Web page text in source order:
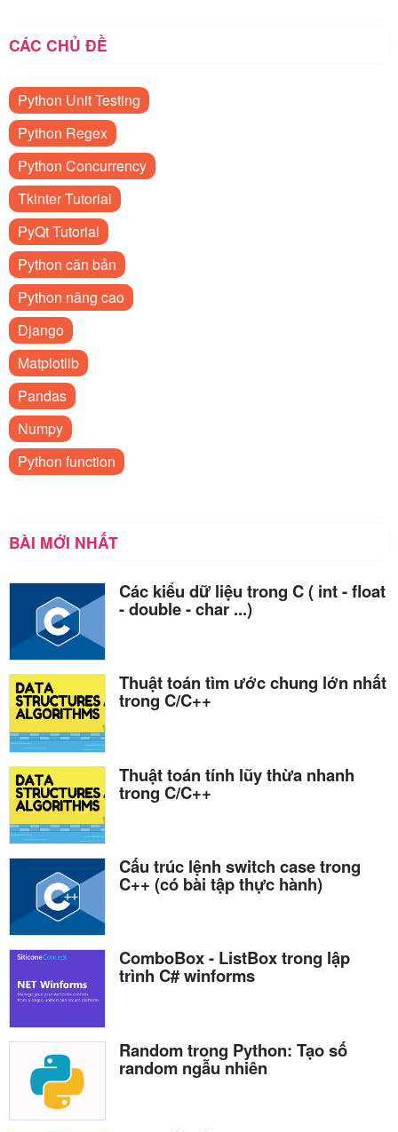
CÁC CHỦ ĐỀ
Python Unit Testing
Python Regex
Python Concurrency
Tkinter Tutorial
PyQt Tutorial
Python căn bản
Python nâng cao
Django
Matplotlib
Pandas
Numpy
Python function
BÀI MỚI NHẤT
Các kiểu dữ liệu trong C ( int - float
- double - char ...)
Thuật toán tìm ước chung lớn nhất
trong C/C++
Thuật toán tính lũy thừa nhanh
trong C/C++
Cấu trúc lệnh switch case trong
C++ (có bài tập thực hành)
ComboBox - ListBox trong lập
trình C# winforms
Random trong Python: Tạo số
random ngẫu nhiên